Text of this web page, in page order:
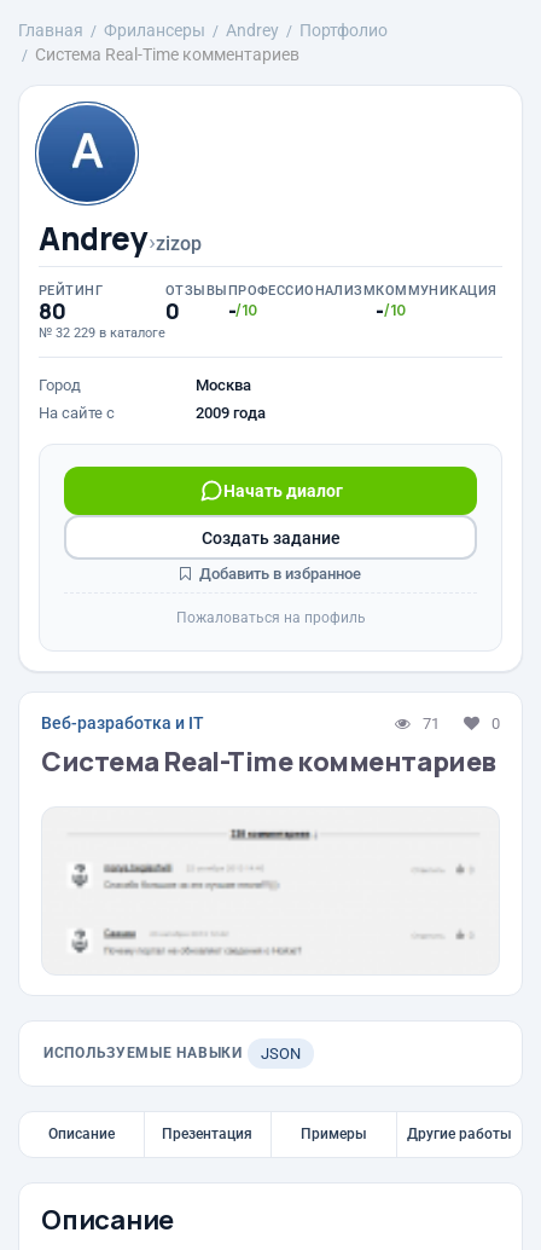
Главная Фрилансеры Andrey
Портфолио
Система Real-Time комментариев
Andrey›zizop
РЕЙТИНГ
80
№ 32 229 в каталоге
ОТЗЫВЫ
0
ПРОФЕССИОНАЛИЗМ
-/10
КОММУНИКАЦИЯ
-/10
Город
Москва
На сайте с
2009 года
Начать диалог
Создать задание
Добавить в избранное
Пожаловаться на профиль
Веб-разработка и IT 71 0
Система Real-Time комментариев
ИСПОЛЬЗУЕМЫЕ НАВЫКИ JSON
Описание Презентация Примеры Другие работы
Описание